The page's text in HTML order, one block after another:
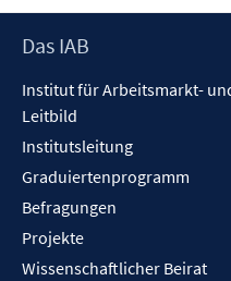
Footer
Das IAB
Institut für Arbeitsmarkt-
Leitbild
Institutsleitung
Graduiertenprogramm
Befragungen
Projekte
Wissenschaftlicher Beirat